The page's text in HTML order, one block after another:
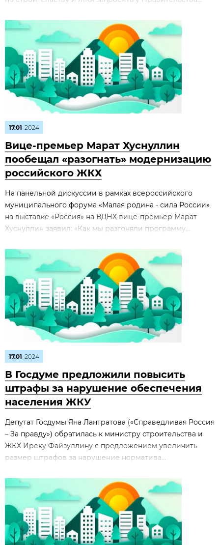
17.01 2024
Вице-премьер Марат Хуснуллин
пообещал «разогнать» модернизацию
российского ЖКХ
На панельной дискуссии в рамках всероссийского
муниципального форума «Малая родина - сила России»
на выставке «Россия» на ВДНХ вице-премьер Марат
Хуснуллин заявил: «Как мы разгоняли программу...
17.01 2024
В Госдуме предложили повысить
штрафы за нарушение обеспечения
населения ЖКУ
Депутат Госдумы Яна Лантратова («Справедливая Россия
– За правду») обратилась к министру строительства и
ЖКХ Иреку Файзуллину с предложением увеличить
размер штрафов за нарушение норматива...